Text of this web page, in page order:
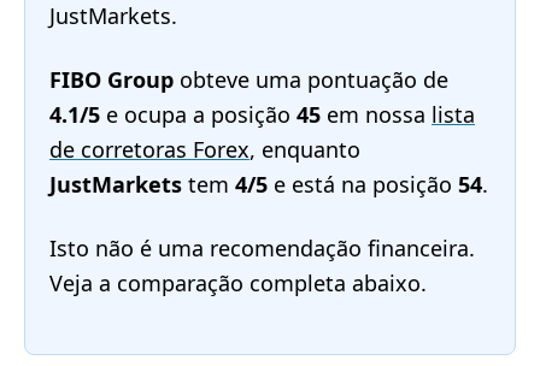
JustMarkets.
FIBO Group obteve uma pontuação de
4.1/5 e ocupa a posição 45 em nossa lista
de corretoras Forex, enquanto
JustMarkets tem 4/5 e está na posição 54.
Isto não é uma recomendação financeira.
Veja a comparação completa abaixo.